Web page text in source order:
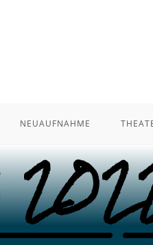
NEUAUFNAHME